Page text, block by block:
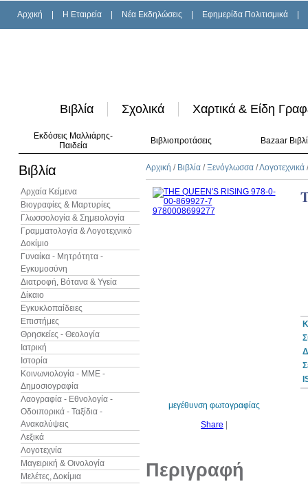
Αρχική H Εταιρεία Νέα Εκδηλώσεις Εφημερίδα Πολιτισμικά
Βιβλία Σχολικά Χαρτικά & Είδη
Εκδόσεις Μαλλιάρης-
Παιδεία
Βιβλιοπροτάσεις Bazaar
Βιβλία
Αρχαία Κείμενα
Βιογραφίες & Μαρτυρίες
Γλωσσολογία & Σημειολογία
Γραμματολογία & Λογοτεχνικό
Δοκίμιο
Γυναίκα - Μητρότητα -
Εγκυμοσύνη
Διατροφή, Βότανα & Υγεία
Δίκαιο
Εγκυκλοπαίδειες
Επιστήμες
Θρησκείες - Θεολογία
Ιατρική
Ιστορία
Κοινωνιολογία - ΜΜΕ -
Δημοσιογραφία
Λαογραφία - Εθνολογία -
Οδοιπορικά - Ταξίδια -
Ανακαλύψεις
Λεξικά
Λογοτεχνία
Μαγειρική & Οινολογία
Μελέτες, Δοκίμια
Αρχική / Βιβλία /Ξενόγλωσσα /Λογοτεχνικά
μεγέθυνση φωτογραφίας
Share
Περιγραφή